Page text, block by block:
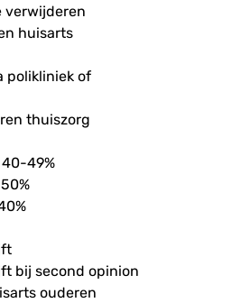
verwijderen
huisarts
polikliniek of
thuiszorg
49%
bij second opinion
ouderen